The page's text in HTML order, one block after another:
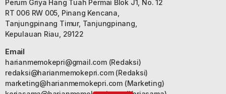
Perum Griya Hang Tuah Permai Blok J1, No. 12
RT 006 RW 005, Pinang Kencana,
Tanjungpinang Timur, Tanjungpinang,
Kepulauan Riau, 29122
Email
harianmemokepri@gmail.com(Redaksi)
redaksi@harianmemokepri.com(Redaksi)
marketing@harianmemokepri.com(Marketing)